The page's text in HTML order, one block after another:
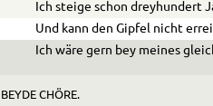
Ich steige schon dreyhundert
Und kann den Gipfel nicht
Ich wäre gern bey meines
BEYDE CHÖRE.